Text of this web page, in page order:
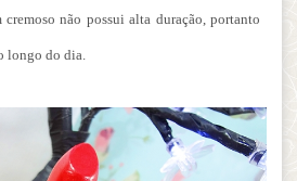
não possui alta duração, portanto
longo do dia.